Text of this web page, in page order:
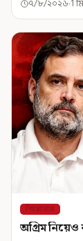
৭/৮/২০২৬ 1
শিরোনাম
অগ্রিম